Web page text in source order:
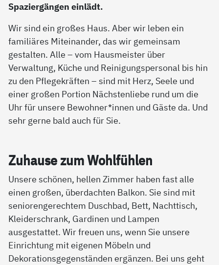
Spaziergängen einlädt.
Wir sind ein großes Haus. Aber wir leben ein
familiäres Miteinander, das wir gemeinsam
gestalten. Alle – vom Hausmeister über
Verwaltung, Küche und Reinigungspersonal bis hin
zu den Pflegekräften – sind mit Herz, Seele und
einer großen Portion Nächstenliebe rund um die
Uhr für unsere Bewohner*innen und Gäste da. Und
sehr gerne bald auch für Sie.
Zu­hau­se zum Wohl­füh­len
Unsere schönen, hellen Zimmer haben fast alle
einen großen, überdachten Balkon. Sie sind mit
seniorengerechtem Duschbad, Bett, Nachttisch,
Kleiderschrank, Gardinen und Lampen
ausgestattet. Wir freuen uns, wenn Sie unsere
Einrichtung mit eigenen Möbeln und
Dekorationsgegenständen ergänzen. Bei uns geht